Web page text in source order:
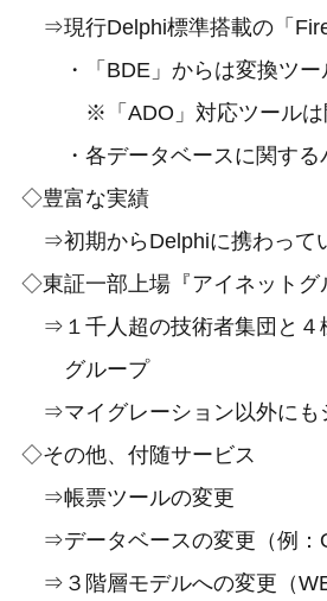
⇒現行Delphi標準搭載の「
・「BDE」からは変換ツー
※「ADO」対応ツールは
・各データベースに関するパ
◇豊富な実績
⇒初期からDelphiに携わってい
◇東証一部上場『アイネットグ
⇒１千人超の技術者集団と４
グループ
⇒マイグレーション以外にも
◇その他、付随サービス
⇒帳票ツールの変更
⇒データベースの変更（例：
⇒３階層モデルへの変更（